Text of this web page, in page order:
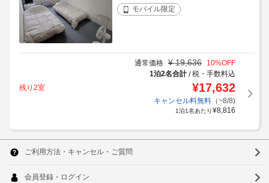
モバイル限定
通常価格 ¥ 19,636 10%OFF
1泊2名合計/税・手数料込
残り2室
¥17,632
キャンセル料無料（~8/8)
1泊1名あたり¥8,816